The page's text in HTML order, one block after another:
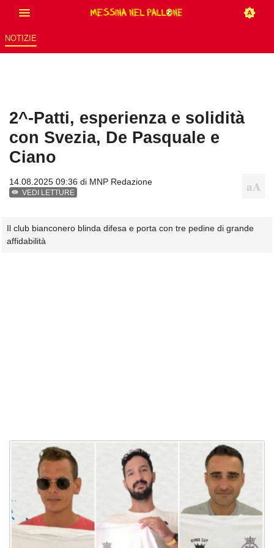
NOTIZIE
2^-Patti, esperienza e solidità
con Svezia, De Pasquale e
Ciano
14.08.2025 09:36 di MNP Redazione
VEDI LETTURE
Il club bianconero blinda difesa e porta con tre pedine di grande
affidabilità